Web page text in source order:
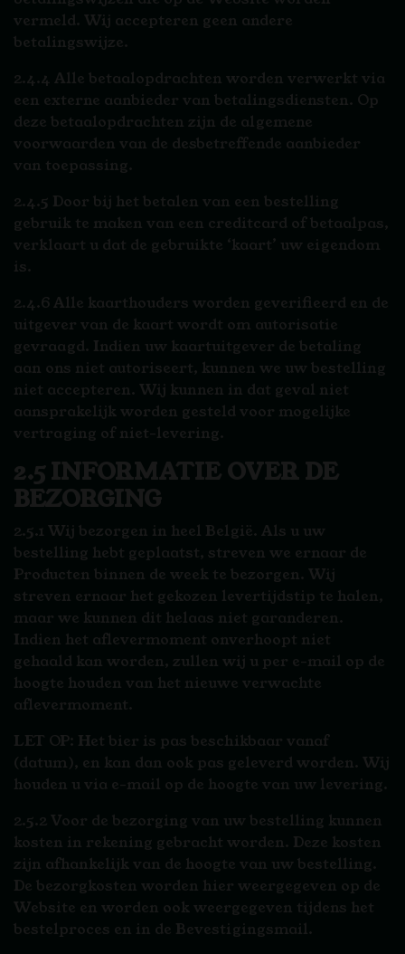
vermeld. Wij accepteren geen andere
betalingswijze.
2.4.4 Alle betaalopdrachten worden verwerkt via
een externe aanbieder van betalingsdiensten. Op
deze betaalopdrachten zijn de algemene
voorwaarden van de desbetreffende aanbieder
van toepassing.
2.4.5 Door bij het betalen van een bestelling
gebruik te maken van een creditcard of betaalpas,
verklaart u dat de gebruikte ‘kaart’ uw eigendom
is.
2.4.6 Alle kaarthouders worden geverifieerd en de
uitgever van de kaart wordt om autorisatie
gevraagd. Indien uw kaartuitgever de betaling
aan ons niet autoriseert, kunnen we uw bestelling
niet accepteren. Wij kunnen in dat geval niet
aansprakelijk worden gesteld voor mogelijke
vertraging of niet-levering.
2.5 INFORMATIE OVER DE
BEZORGING
2.5.1 Wij bezorgen in heel België. Als u uw
bestelling hebt geplaatst, streven we ernaar de
Producten binnen de week te bezorgen. Wij
streven ernaar het gekozen levertijdstip te halen,
maar we kunnen dit helaas niet garanderen.
Indien het aflevermoment onverhoopt niet
gehaald kan worden, zullen wij u per e-mail op de
hoogte houden van het nieuwe verwachte
aflevermoment.
LET OP: Het bier is pas beschikbaar vanaf
(datum), en kan dan ook pas geleverd worden. Wij
houden u via e-mail op de hoogte van uw levering.
2.5.2 Voor de bezorging van uw bestelling kunnen
kosten in rekening gebracht worden. Deze kosten
zijn afhankelijk van de hoogte van uw bestelling.
De bezorgkosten worden hier weergegeven op de
Website en worden ook weergegeven tijdens het
bestelproces en in de Bevestigingsmail.